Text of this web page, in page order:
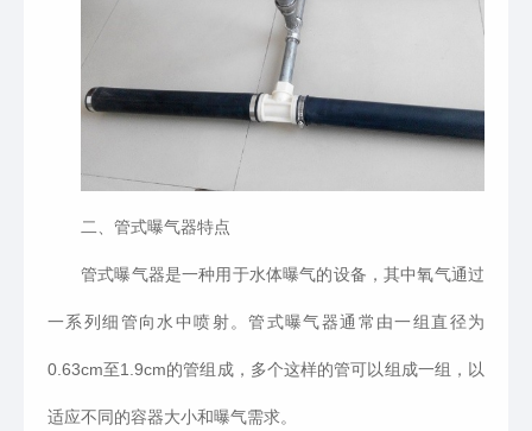
二、管式曝气器特点
管式曝气器是一种用于水体曝气的设备，其中氧气通过
一系列细管向水中喷射。管式曝气器通常由一组直径为
0.63cm至1.9cm的管组成，多个这样的管可以组成一组，以
适应不同的容器大小和曝气需求。